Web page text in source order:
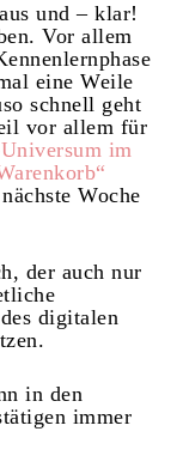
und – klar!
Vor allem
eine Weile
schnell geht
vor allem für
im
Woche
der auch nur
digitalen
in den
immer